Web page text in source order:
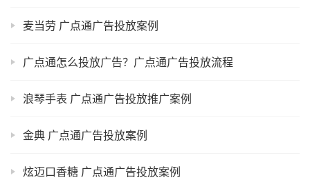
麦当劳 广点通广告投放案例
广点通怎么投放广告？广点通广告投放流程
浪琴手表 广点通广告投放推广案例
金典 广点通广告投放案例
炫迈口香糖 广点通广告投放案例